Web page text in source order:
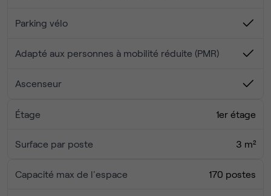
team buildings 🎉
dessous) 🚗
Voiture Électrique : 360€/mois HT
Vélo : 25€/mois HT
Contactez-nous pour une visite et découvrez un lieu où
travailler devient un plaisir !
Parking vélo
Adapté aux personnes à mobilité réduite (PMR)
Ascenseur
Étage 1er étage
Surface par poste 3 m²
Capacité max de l'espace 170 postes